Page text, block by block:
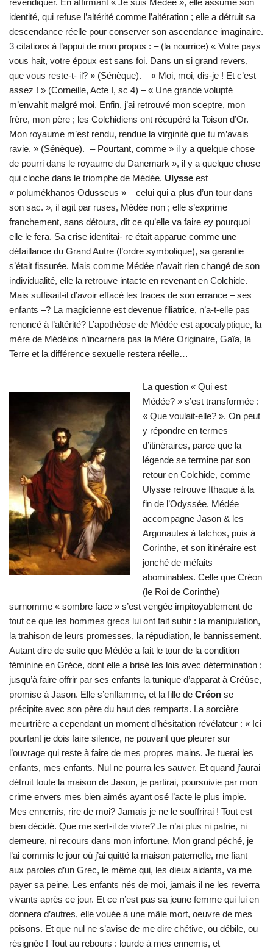
identité, qui refuse l’altérité comme l’altération ; elle a détruit sa
descendance réelle pour conserver son ascendance imaginaire.
3 citations à l’appui de mon propos : – (la nourrice) « Votre pays
vous hait, votre époux est sans foi. Dans un si grand revers,
que vous reste-t- il? » (Sénèque). – « Moi, moi, dis-je ! Et c’est
assez ! » (Corneille, Acte I, sc 4) – « Une grande volupté
m’envahit malgré moi. Enfin, j’ai retrouvé mon sceptre, mon
frère, mon père ; les Colchidiens ont récupéré la Toison d’Or.
Mon royaume m’est rendu, rendue la virginité que tu m’avais
ravie. » (Sénèque). – Pourtant, comme » il y a quelque chose
de pourri dans le royaume du Danemark », il y a quelque chose
qui cloche dans le triomphe de Médée. Ulysse est
« polumékhanos Odusseus » – celui qui a plus d’un tour dans
son sac. », il agit par ruses, Médée non ; elle s’exprime
franchement, sans détours, dit ce qu’elle va faire ey pourquoi
elle le fera. Sa crise identitai- re était apparue comme une
défaillance du Grand Autre (l’ordre symbolique), sa garantie
s’était fissurée. Mais comme Médée n’avait rien changé de son
individualité, elle la retrouve intacte en revenant en Colchide.
Mais suffisait-il d’avoir effacé les traces de son errance – ses
enfants –? La magicienne est devenue filiatrice, n’a-t-elle pas
renoncé à l’altérité? L’apothéose de Médée est apocalyptique, la
mère de Médéios n’incarnera pas la Mère Originaire, Gaîa, la
Terre et la différence sexuelle restera réelle…
La question « Qui est
Médée? » s’est transformée :
« Que voulait-elle? ». On peut
y répondre en termes
d’itinéraires, parce que la
légende se termine par son
retour en Colchide, comme
Ulysse retrouve Ithaque à la
fin de l’Odyssée. Médée
accompagne Jason & les
Argonautes à Ialchos, puis à
Corinthe, et son itinéraire est
jonché de méfaits
abominables. Celle que Créon
(le Roi de Corinthe)
surnomme « sombre face » s’est vengée impitoyablement de
tout ce que les hommes grecs lui ont fait subir : la manipulation,
la trahison de leurs promesses, la répudiation, le bannissement.
Autant dire de suite que Médée a fait le tour de la condition
féminine en Grèce, dont elle a brisé les lois avec détermination ;
jusqu’à faire offrir par ses enfants la tunique d’apparat à Créûse,
promise à Jason. Elle s’enflamme, et la fille de Créon se
précipite avec son père du haut des remparts. La sorcière
meurtrière a cependant un moment d’hésitation révélateur : « Ici
pourtant je dois faire silence, ne pouvant que pleurer sur
l’ouvrage qui reste à faire de mes propres mains. Je tuerai les
enfants, mes enfants. Nul ne pourra les sauver. Et quand j’aurai
détruit toute la maison de Jason, je partirai, poursuivie par mon
crime envers mes bien aimés ayant osé l’acte le plus impie.
Mes ennemis, rire de moi? Jamais je ne le souffrirai ! Tout est
bien décidé. Que me sert-il de vivre? Je n’ai plus ni patrie, ni
demeure, ni recours dans mon infortune. Mon grand péché, je
l’ai commis le jour où j’ai quitté la maison paternelle, me fiant
aux paroles d’un Grec, le même qui, les dieux aidants, va me
payer sa peine. Les enfants nés de moi, jamais il ne les reverra
vivants après ce jour. Et ce n’est pas sa jeune femme qui lui en
donnera d’autres, elle vouée à une mâle mort, oeuvre de mes
poisons. Et que nul ne s’avise de me dire chétive, ou débile, ou
résignée ! Tout au rebours : lourde à mes ennemis, et